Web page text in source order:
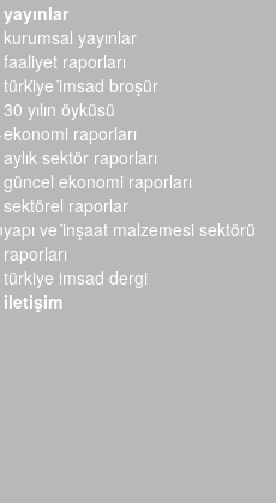
yayınlar
kurumsal yayınlar
faaliyet raporları
türki̇ye i̇msad broşür
30 yılın öyküsü
ekonomi raporları
aylık sektör raporları
güncel ekonomi raporları
sektörel raporlar
yapı ve i̇nşaat malzemesi sektörü r
aporları
türkiye imsad dergi
iletişim